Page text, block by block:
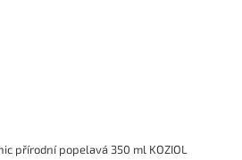
přírodní popelavá 350 ml KOZIOL